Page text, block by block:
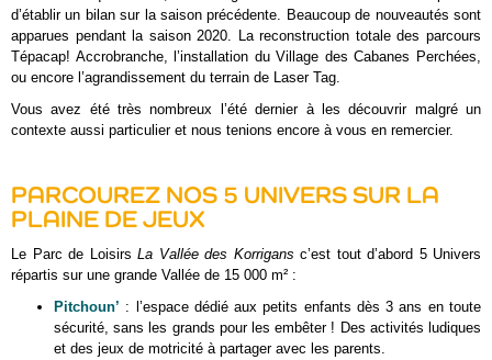
d’établir un bilan sur la saison précédente. Beaucoup de nouveautés sont
apparues pendant la saison 2020. La reconstruction totale des parcours
Tépacap! Accrobranche, l’installation du Village des Cabanes Perchées,
ou encore l’agrandissement du terrain de Laser Tag.
Vous avez été très nombreux l’été dernier à les découvrir malgré un
contexte aussi particulier et nous tenions encore à vous en remercier.
PARCOUREZ NOS 5 UNIVERS SUR LA
PLAINE DE JEUX
Le Parc de Loisirs La Vallée des Korrigans c’est tout d’abord 5 Univers
répartis sur une grande Vallée de 15 000 m² :
Pitchoun’ : l’espace dédié aux petits enfants dès 3 ans en toute
sécurité, sans les grands pour les embêter ! Des activités ludiques
et des jeux de motricité à partager avec les parents.